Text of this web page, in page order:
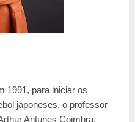
1991, para iniciar os
japoneses, o professor
Antunes Coimbra,